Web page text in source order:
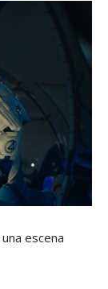
escena